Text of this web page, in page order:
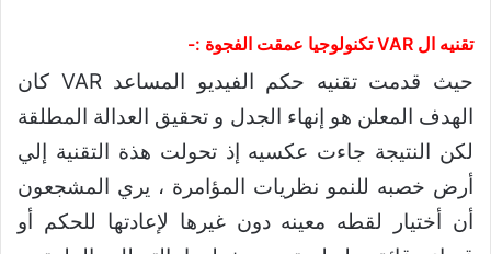
تقنيه ال VAR تكنولوجيا عمقت الفجوة :-
حيث قدمت تقنيه حكم الفيديو المساعد VAR كان
الهدف المعلن هو إنهاء الجدل و تحقيق العدالة المطلقة
لكن النتيجة جاءت عكسيه إذ تحولت هذة التقنية إلي
أرض خصبه للنمو نظريات المؤامرة ، يري المشجعون
أن أختيار لقطه معينه دون غيرها لإعادتها للحكم أو